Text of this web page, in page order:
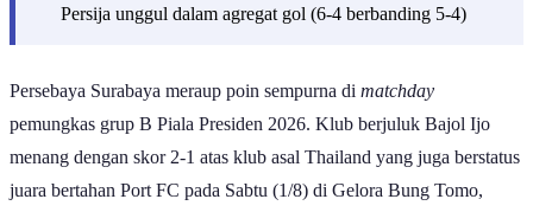
Persija unggul dalam agregat gol (6-4 berbanding 5-4)
Persebaya Surabaya meraup poin sempurna di matchday
pemungkas grup B Piala Presiden 2026. Klub berjuluk Bajol Ijo
menang dengan skor 2-1 atas klub asal Thailand yang juga berstatus
juara bertahan Port FC pada Sabtu (1/8) di Gelora Bung Tomo,